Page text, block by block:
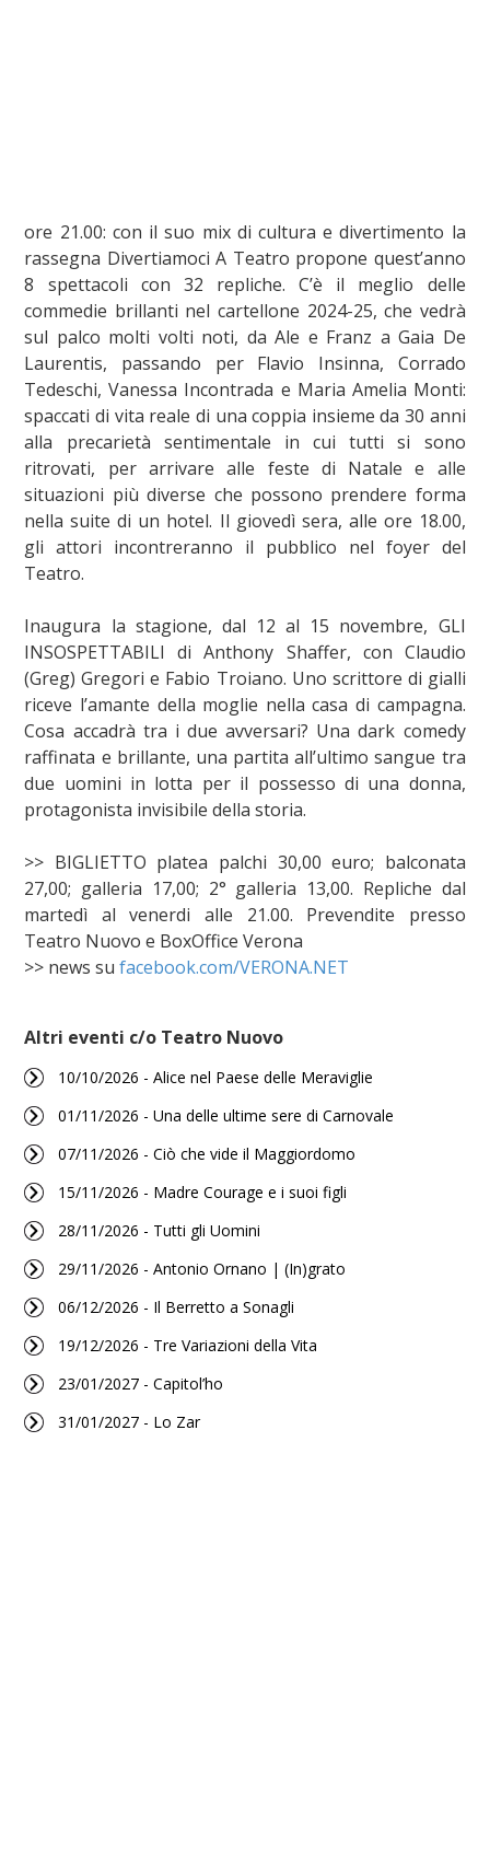
ore 21.00: con il suo mix di cultura e divertimento la
rassegna Divertiamoci A Teatro propone quest’anno
8 spettacoli con 32 repliche. C’è il meglio delle
commedie brillanti nel cartellone 2024-25, che vedrà
sul palco molti volti noti, da Ale e Franz a Gaia De
Laurentis, passando per Flavio Insinna, Corrado
Tedeschi, Vanessa Incontrada e Maria Amelia Monti:
spaccati di vita reale di una coppia insieme da 30 anni
alla precarietà sentimentale in cui tutti si sono
ritrovati, per arrivare alle feste di Natale e alle
situazioni più diverse che possono prendere forma
nella suite di un hotel. Il giovedì sera, alle ore 18.00,
gli attori incontreranno il pubblico nel foyer del
Teatro.
Inaugura la stagione, dal 12 al 15 novembre, GLI
INSOSPETTABILI di Anthony Shaffer, con Claudio
(Greg) Gregori e Fabio Troiano. Uno scrittore di gialli
riceve l’amante della moglie nella casa di campagna.
Cosa accadrà tra i due avversari? Una dark comedy
raffinata e brillante, una partita all’ultimo sangue tra
due uomini in lotta per il possesso di una donna,
protagonista invisibile della storia.
>> BIGLIETTO platea palchi 30,00 euro; balconata
27,00; galleria 17,00; 2° galleria 13,00. Repliche dal
martedì al venerdi alle 21.00. Prevendite presso
Teatro Nuovo e BoxOffice Verona
>> news sufacebook.com/VERONA.NET
Altri eventi c/o Teatro Nuovo
10/10/2026 - Alice nel Paese delle Meraviglie
01/11/2026 - Una delle ultime sere di Carnovale
07/11/2026 - Ciò che vide il Maggiordomo
15/11/2026 - Madre Courage e i suoi figli
28/11/2026 - Tutti gli Uomini
29/11/2026 - Antonio Ornano | (In)grato
06/12/2026 - Il Berretto a Sonagli
19/12/2026 - Tre Variazioni della Vita
23/01/2027 - Capitol’ho
31/01/2027 - Lo Zar